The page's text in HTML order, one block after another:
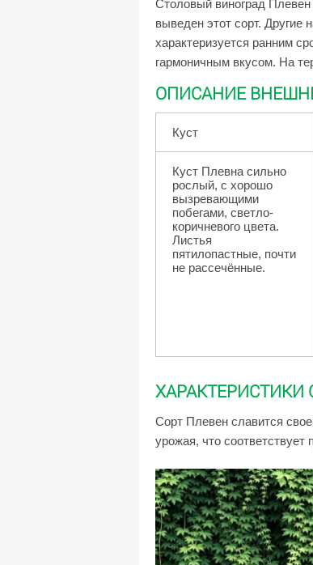
Столовый виноград Плевен
выведен этот сорт. Другие
характеризуется ранним
гармоничным вкусом. На
ОПИСАНИЕ
Куст
Куст Плевна сильно
рослый, с хорошо
вызревающими
побегами, светло-
коричневого цвета.
Листья
пятилопастные, почти
не рассечённые.
ХАРАКТЕРИСТИКИ
Сорт Плевен славится
урожая, что соответствует